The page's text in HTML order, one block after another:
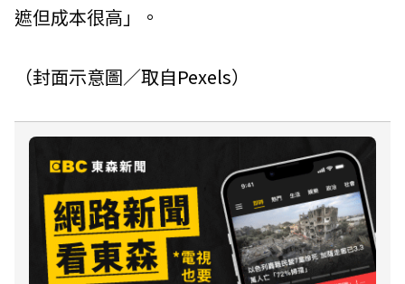
遮但成本很高」。
（封面示意圖／取自Pexels）